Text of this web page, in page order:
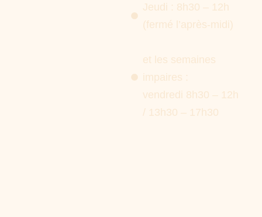
Jeudi : 8h30 – 12h
(fermé l’après-midi)
et les semaines
impaires :
vendredi 8h30 – 12h
/ 13h30 – 17h30